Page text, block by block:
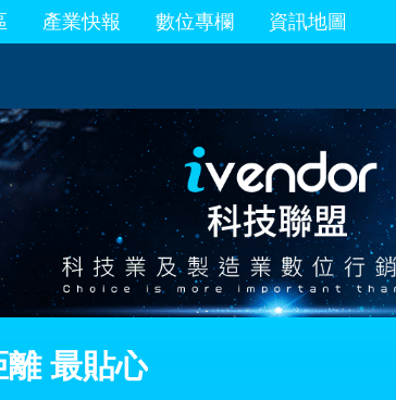
產業快報 數位專欄 資訊地圖
離 最貼心